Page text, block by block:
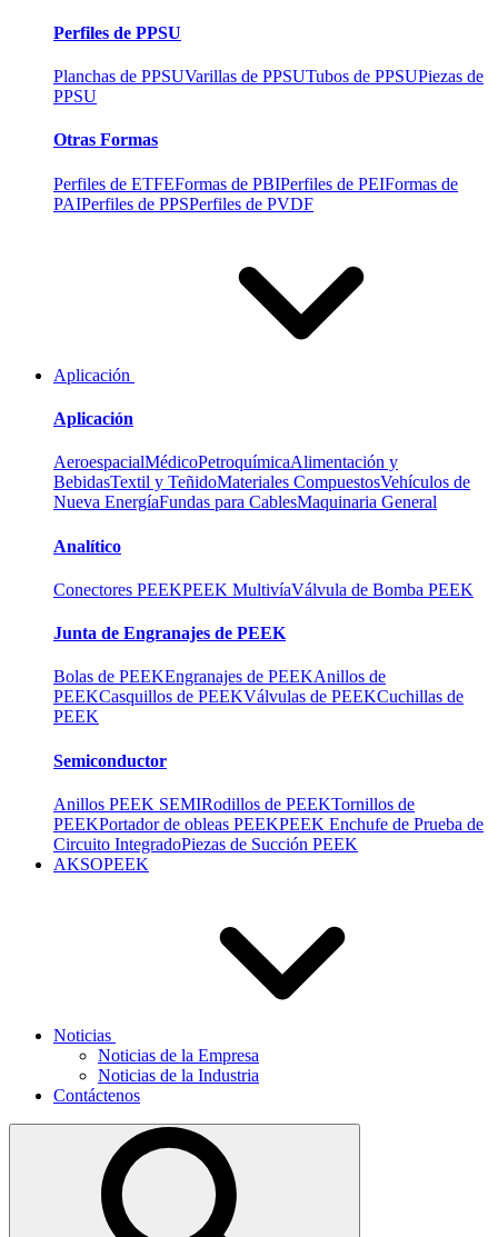
Perfiles de PPSU
Planchas de PPSUVarillas de PPSUTubos de PPSUPiezas de
PPSU
Otras Formas
Perfiles de ETFEFormas de PBIPerfiles de PEIFormas de
PAIPerfiles de PPSPerfiles de PVDF
Aplicación
Aplicación
AeroespacialMédicoPetroquímicaAlimentación y
BebidasTextil y TeñidoMateriales CompuestosVehículos de
Nueva EnergíaFundas para CablesMaquinaria General
Analítico
Conectores PEEKPEEK MultivíaVálvula de Bomba PEEK
Junta de Engranajes de PEEK
Bolas de PEEKEngranajes de PEEKAnillos de
PEEKCasquillos de PEEKVálvulas de PEEKCuchillas de
PEEK
Semiconductor
Anillos PEEK SEMIRodillos de PEEKTornillos de
PEEKPortador de obleas PEEKPEEK Enchufe de Prueba de
Circuito IntegradoPiezas de Succión PEEK
AKSOPEEK
Noticias
Noticias de la Empresa
Noticias de la Industria
Contáctenos